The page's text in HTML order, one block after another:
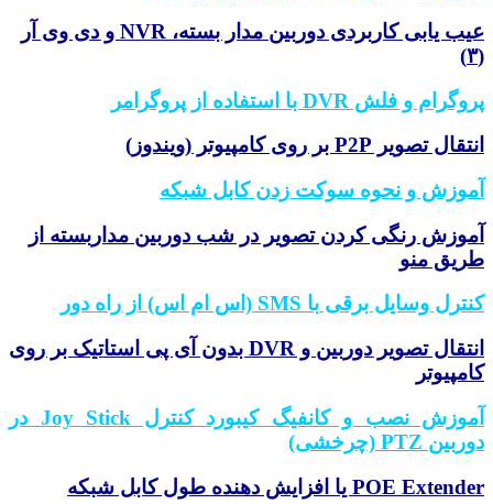
عیب یابی کاربردی دوربین مدار بسته، NVR و دی وی آر
(۳)
پروگرام و فلش DVR با استفاده از پروگرامر
انتقال تصویر P2P بر روی کامپیوتر (ویندوز)
آموزش و نحوه سوکت زدن کابل شبکه
آموزش رنگی کردن تصویر در شب دوربین مداربسته از
طریق منو
کنترل وسایل برقی با SMS (اس ام اس) از راه دور
انتقال تصویر دوربین و DVR بدون آی پی استاتیک بر روی
کامپیوتر
آموزش نصب و کانفیگ کیبورد کنترل Joy Stick در
دوربین PTZ (چرخشی)
POE Extender یا افزایش دهنده طول کابل شبکه